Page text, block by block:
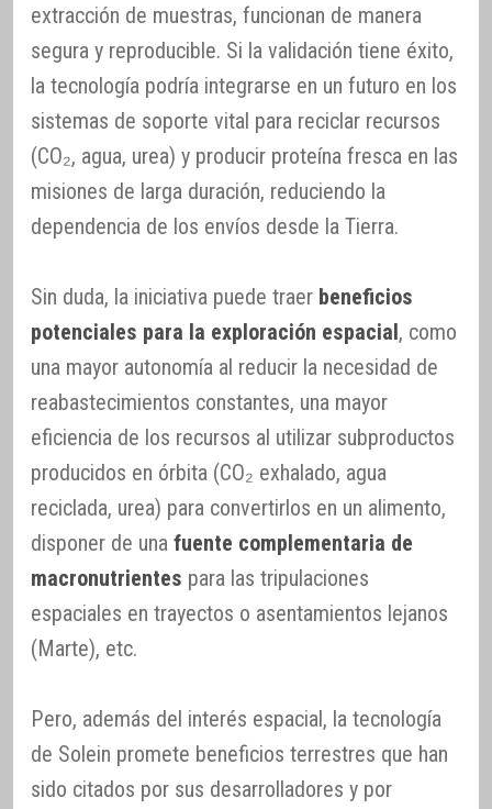
extracción de muestras, funcionan de manera
segura y reproducible. Si la validación tiene éxito,
la tecnología podría integrarse en un futuro en los
sistemas de soporte vital para reciclar recursos
(CO₂, agua, urea) y producir proteína fresca en las
misiones de larga duración, reduciendo la
dependencia de los envíos desde la Tierra.
Sin duda, la iniciativa puede traer beneficios
potenciales para la exploración espacial, como
una mayor autonomía al reducir la necesidad de
reabastecimientos constantes, una mayor
eficiencia de los recursos al utilizar subproductos
producidos en órbita (CO₂ exhalado, agua
reciclada, urea) para convertirlos en un alimento,
disponer de una fuente complementaria de
macronutrientes para las tripulaciones
espaciales en trayectos o asentamientos lejanos
(Marte), etc.
Pero, además del interés espacial, la tecnología
de Solein promete beneficios terrestres que han
sido citados por sus desarrolladores y por